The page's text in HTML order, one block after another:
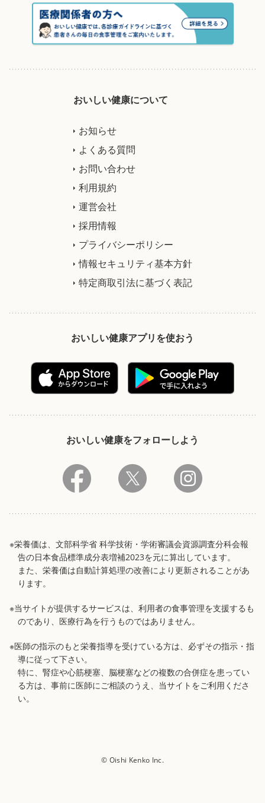
おいしい健康について
お知らせ
よくある質問
お問い合わせ
利用規約
運営会社
採用情報
プライバシーポリシー
情報セキュリティ基本方針
特定商取引法に基づく表記
おいしい健康アプリを使おう
おいしい健康をフォローしよう
※栄養価は、文部科学省 科学技術・学術審議会資源調査分科会報
告の日本食品標準成分表増補2023を元に算出しています。
また、栄養価は自動計算処理の改善により更新されることがあ
ります。
※当サイトが提供するサービスは、利用者の食事管理を支援するも
のであり、医療行為を行うものではありません。
※医師の指示のもと栄養指導を受けている方は、必ずその指示・指
導に従って下さい。
特に、腎症や心筋梗塞、脳梗塞などの複数の合併症を患ってい
る方は、事前に医師にご相談のうえ、当サイトをご利用くださ
い。
© Oishi Kenko Inc.